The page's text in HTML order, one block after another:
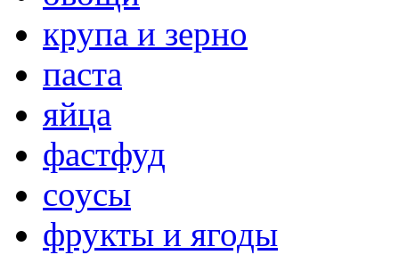
крупа и зерно
паста
яйца
фастфуд
соусы
фрукты и ягоды